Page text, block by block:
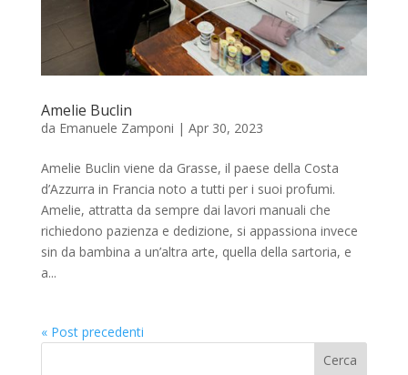
Amelie Buclin
da Emanuele Zamponi | Apr 30, 2023
Amelie Buclin viene da Grasse, il paese della Costa
d’Azzurra in Francia noto a tutti per i suoi profumi.
Amelie, attratta da sempre dai lavori manuali che
richiedono pazienza e dedizione, si appassiona invece
sin da bambina a un’altra arte, quella della sartoria, e
a...
« Post precedenti
Cerca